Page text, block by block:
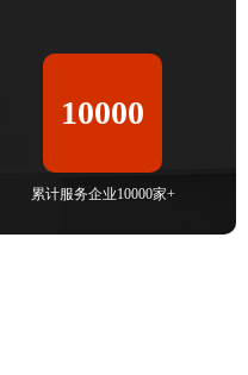
10000
累计服务企业10000家+